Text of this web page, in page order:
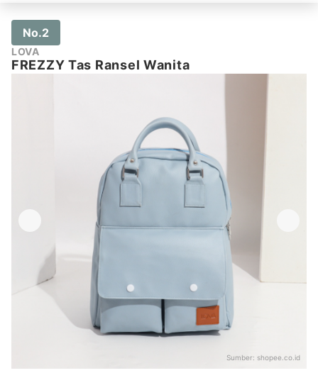
No.2
LOVA
FREZZY Tas Ransel Wanita
Sumber: shopee.co.id